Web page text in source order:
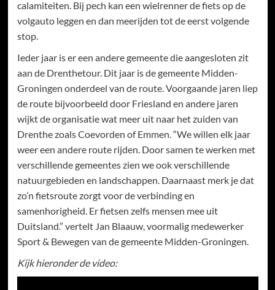
calamiteiten. Bij pech kan een wielrenner de fiets op de
volgauto leggen en dan meerijden tot de eerst volgende
stop.
Ieder jaar is er een andere gemeente die aangesloten zit
aan de Drenthetour. Dit jaar is de gemeente Midden-
Groningen onderdeel van de route. Voorgaande jaren liep
de route bijvoorbeeld door Friesland en andere jaren
wijkt de organisatie wat meer uit naar het zuiden van
Drenthe zoals Coevorden of Emmen. “We willen elk jaar
weer een andere route rijden. Door samen te werken met
verschillende gemeentes zien we ook verschillende
natuurgebieden en landschappen. Daarnaast merk je dat
zo’n fietsroute zorgt voor de verbinding en
samenhorigheid. Er fietsen zelfs mensen mee uit
Duitsland.” vertelt Jan Blaauw, voormalig medewerker
Sport & Bewegen van de gemeente Midden-Groningen.
Kijk hieronder de video: